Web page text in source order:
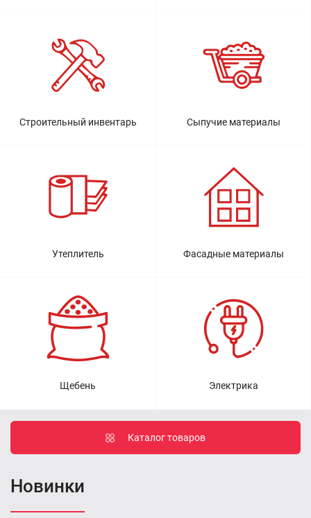
Строительный инвентарь Сыпучие материалы
Утеплитель Фасадные материалы
Щебень Электрика
Каталог товаров
Новинки